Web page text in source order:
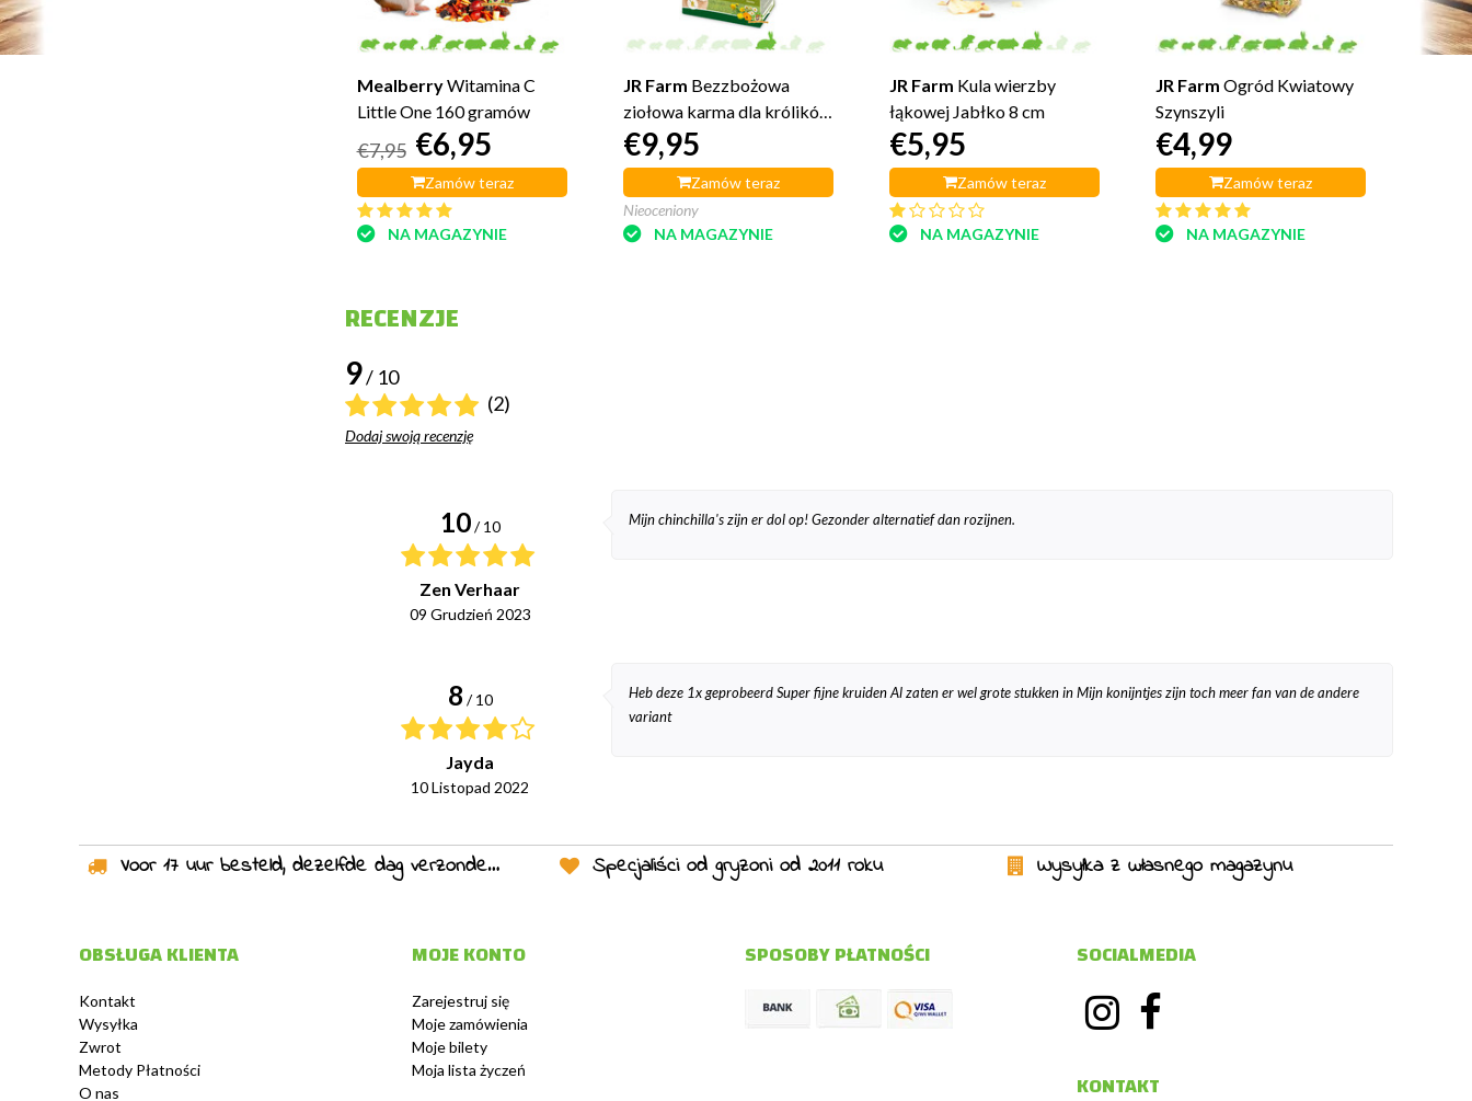
MealberryWitamina C
Little One 160 gramów
€7,95 €6,95
Zamów teraz
NA MAGAZYNIE
JR Farm Bezzbożowa
ziołowa karma dla królików
400 gramów
€9,95
Zamów teraz
Nieoceniony
NA MAGAZYNIE
JR Farm Kula wierzby
łąkowej Jabłko 8 cm
€5,95
Zamów teraz
NA MAGAZYNIE
JR Farm Ogród Kwiatowy
Szynszyli
€4,99
Zamów teraz
NA MAGAZYNIE
RECENZJE
9/ 10
(2)
Dodaj swoją recenzję
10 / 10
Zen Verhaar
09 Grudzień 2023
Mijn chinchilla's zijn er dol op! Gezonder alternatief dan rozijnen.
8 / 10
Jayda
10 Listopad 2022
Heb deze 1x geprobeerd Super fijne kruiden Al zaten er wel grote stukken in Mijn konijntjes zijn toch meer fan van de andere
variant
Voor 17 uur besteld, dezelfde dag verzonden! Specjaliści od gryzoni od 2011 roku Wysyłka z własnego magazynu
OBSŁUGA KLIENTA
Kontakt
Wysyłka
Zwrot
Metody Płatności
O nas
MOJE KONTO
Zarejestruj się
Moje zamówienia
Moje bilety
Moja lista życzeń
SPOSOBY PŁATNOŚCI SOCIALMEDIA
KONTAKT